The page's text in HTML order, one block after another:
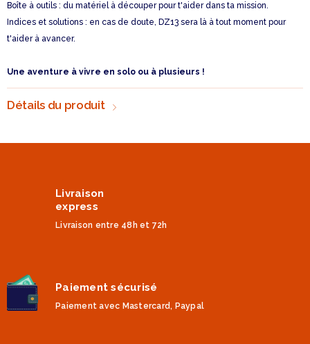
Boîte à outils : du matériel à découper pour t'aider dans ta mission.
Indices et solutions : en cas de doute, DZ13 sera là à tout moment pour
t'aider à avancer.
Une aventure à vivre en solo ou à plusieurs !
Détails du produit
Livraison
express
Livraison entre 48h et 72h
Paiement sécurisé
Paiement avec Mastercard, Paypal